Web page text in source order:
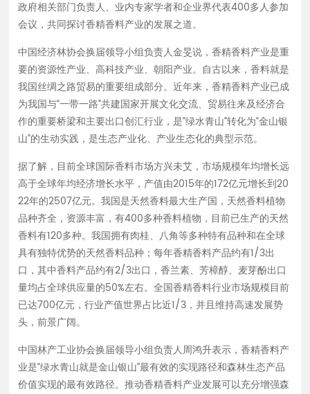
料就是我国丝绸之路贸易的重要组成部分。近年来，香精香
料产业已成为我国与“一带一路”共建国家开展文化交流、贸
易往来及经济合作的重要桥梁和主要出口创汇行业，是“绿
水青山”转化为“金山银山”的生动实践，是生态产业化、产业
生态化的典型示范。 据了解，目前全球国际香料市场方兴
未艾，市场规模年均增长远高于全球年均经济增长水平，产
值由2015年的172亿元增长到2022年的2507亿元。我国是
天然香料最大生产国，天然香料植物品种齐全，资源丰富，
我国拥有肉桂、八角等多种特有品种和在全球具有独特优势
的天然香料品种；每年香精香料产品约有1/3出口，其中香
料产品约有2/3出口，香兰素、芳樟醇、麦芽酚出口量均占
全球供应量的50%左右。全国香精香料行业市场规模目前已
达700亿元，行业产值世界占比近1/3，并且维持高速发展
势头，前景广阔。 中国林产工业协会换届领导小组负责人
周鸿升表示，香精香料产业是“绿水青山就是金山银山”最有
效的实现路径和森林生态产品价值实现的最有效路径。推动
香精香料产业发展可以充分增强森林资源资产对社会资本的
吸引力，是生态利用与保护的最有效的手段之一。同时，发
农村现代化，促进人与自然和谐共生，具有十分重要的意
义。 但是，“我国香精香料行业发展还比较初级，存在诸多
政府相关部门负责人、业内专家学者和企业界代表400多人参加
会议，共同探讨香精香料产业的发展之道。
中国经济林协会换届领导小组负责人金旻说，香精香料产业是重
要的资源性产业、高科技产业、朝阳产业。自古以来，香料就是
我国丝绸之路贸易的重要组成部分。近年来，香精香料产业已成
为我国与“一带一路”共建国家开展文化交流、贸易往来及经济合
作的重要桥梁和主要出口创汇行业，是“绿水青山”转化为“金山银
山”的生动实践，是生态产业化、产业生态化的典型示范。
据了解，目前全球国际香料市场方兴未艾，市场规模年均增长远
高于全球年均经济增长水平，产值由2015年的172亿元增长到20
22年的2507亿元。我国是天然香料最大生产国，天然香料植物
品种齐全，资源丰富，有400多种香料植物，目前已生产的天然
香料有120多种。我国拥有肉桂、八角等多种特有品种和在全球
具有独特优势的天然香料品种；每年香精香料产品约有1/3出
口，其中香料产品约有2/3出口，香兰素、芳樟醇、麦芽酚出口
量均占全球供应量的50%左右。全国香精香料行业市场规模目前
已达700亿元，行业产值世界占比近1/3，并且维持高速发展势
头，前景广阔。
中国林产工业协会换届领导小组负责人周鸿升表示，香精香料产
业是“绿水青山就是金山银山”最有效的实现路径和森林生态产品
价值实现的最有效路径。推动香精香料产业发展可以充分增强森